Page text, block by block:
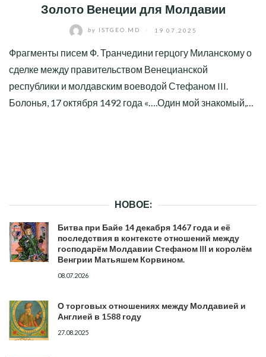
Золото Венеции для Молдавии
by ISTGEO.MD 19.07.2025
Фрагменты писем Ф. Транчедини герцогу Миланскому о
сделке между правительством Венецианской
республики и молдавским воеводой Стефаном III.
Болонья, 17 октября 1492 года «….Один мой знакомый,…
НОВОЕ:
Битва при Байе 14 декабря 1467 года и её
последствия в контексте отношений между
господарём Молдавии Стефаном III и королём
Венгрии Матьяшем Корвином.
08.07.2026
О торговых отношениях между Молдавией и
Англией в 1588 году
27.08.2025